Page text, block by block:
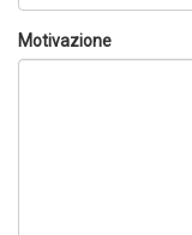
Motivazione